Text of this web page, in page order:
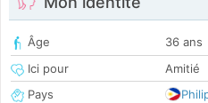
Âge
36 ans
Ici pour
Amitié
Pays